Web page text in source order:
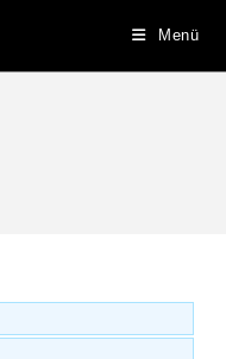
Menü